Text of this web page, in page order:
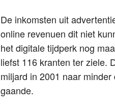
De inkomsten uit
online revenuen dit niet
het digitale tijdperk nog
liefst 116 kranten ter ziele.
miljard in 2001 naar
gaande.